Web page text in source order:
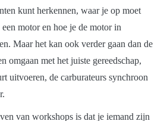
kunt herkennen, waar je op moet
motor en hoe je de motor in
Maar het kan ook verder gaan dan de
omgaan met het juiste gereedschap,
uitvoeren, de carburateurs synchroon
van workshops is dat je iemand zijn